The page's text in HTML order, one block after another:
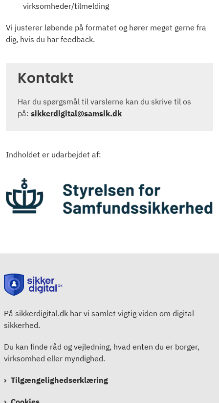
virksomheder/tilmelding
Vi justerer løbende på formatet og hører meget gerne fra
dig, hvis du har feedback.
Kontakt
Har du spørgsmål til varslerne kan du skrive til os
på: sikkerdigital@samsik.dk
Indholdet er udarbejdet af:
På sikkerdigital.dk har vi samlet vigtig viden om digital
sikkerhed.
Du kan finde råd og vejledning, hvad enten du er borger,
virksomhed eller myndighed.
Tilgængelighedserklæring